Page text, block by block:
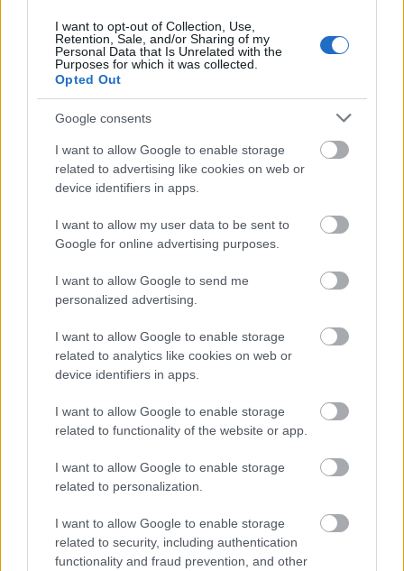
I want to opt-out of Collection, Use,
Retention, Sale, and/or Sharing of my
Personal Data that Is Unrelated with the
Purposes for which it was collected.
Opted Out
Google consents
I want to allow Google to enable storage
related to advertising like cookies on web or
device identifiers in apps.
I want to allow my user data to be sent to
Google for online advertising purposes.
I want to allow Google to send me
personalized advertising.
I want to allow Google to enable storage
related to analytics like cookies on web or
device identifiers in apps.
I want to allow Google to enable storage
related to functionality of the website or app.
I want to allow Google to enable storage
related to personalization.
I want to allow Google to enable storage
related to security, including authentication
functionality and fraud prevention, and other